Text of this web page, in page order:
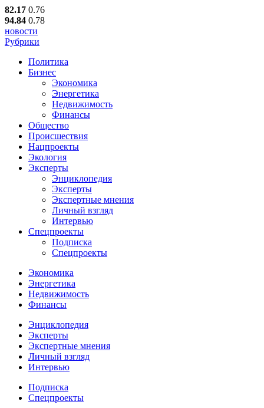
82.17 0.76
94.84 0.78
новости
Рубрики
Политика
Бизнес
Экономика
Энергетика
Недвижимость
Финансы
Общество
Происшествия
Нацпроекты
Экология
Эксперты
Энциклопедия
Эксперты
Экспертные мнения
Личный взгляд
Интервью
Спецпроекты
Подписка
Спецпроекты
Экономика
Энергетика
Недвижимость
Финансы
Энциклопедия
Эксперты
Экспертные мнения
Личный взгляд
Интервью
Подписка
Спецпроекты